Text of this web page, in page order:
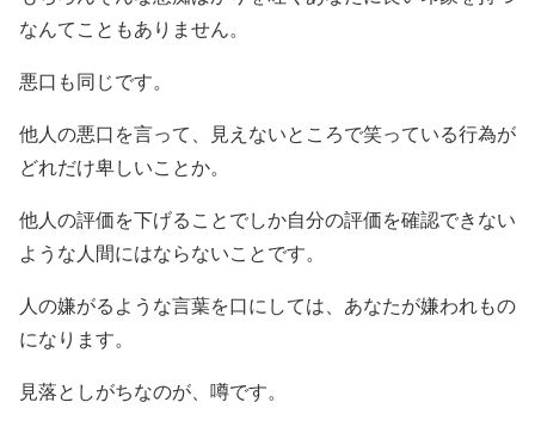
なんてこともありません。
悪口も同じです。
他人の悪口を言って、見えないところで笑っている行為が
どれだけ卑しいことか。
他人の評価を下げることでしか自分の評価を確認できない
ような人間にはならないことです。
人の嫌がるような言葉を口にしては、あなたが嫌われもの
になります。
見落としがちなのが、噂です。